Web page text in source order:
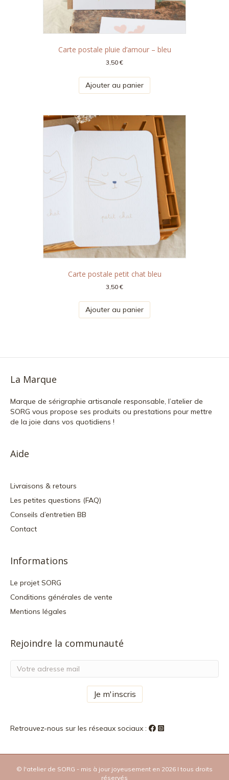
Carte postale pluie d’amour – bleu
3,50€
Ajouter au panier
Carte postale petit chat bleu
3,50€
Ajouter au panier
La Marque
Marque de sérigraphie artisanale responsable, l’atelier de
SORG vous propose ses produits ou prestations pour mettre
de la joie dans vos quotidiens !
Aide
Livraisons & retours
Les petites questions (FAQ)
Conseils d’entretien BB
Contact
Informations
Le projet SORG
Conditions générales de vente
Mentions légales
Rejoindre la communauté
Retrouvez-nous sur les réseaux sociaux :
© l'atelier de SORG - mis à jour joyeusement en 2026 I tous droits
réservés